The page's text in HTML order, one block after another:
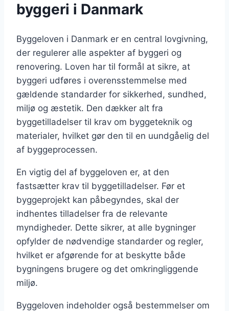
byggeri i Danmark
Byggeloven i Danmark er en central lovgivning,
der regulerer alle aspekter af byggeri og
renovering. Loven har til formål at sikre, at
byggeri udføres i overensstemmelse med
gældende standarder for sikkerhed, sundhed,
miljø og æstetik. Den dækker alt fra
byggetilladelser til krav om byggeteknik og
materialer, hvilket gør den til en uundgåelig del
af byggeprocessen.
En vigtig del af byggeloven er, at den
fastsætter krav til byggetilladelser. Før et
byggeprojekt kan påbegyndes, skal der
indhentes tilladelser fra de relevante
myndigheder. Dette sikrer, at alle bygninger
opfylder de nødvendige standarder og regler,
hvilket er afgørende for at beskytte både
bygningens brugere og det omkringliggende
miljø.
Byggeloven indeholder også bestemmelser om